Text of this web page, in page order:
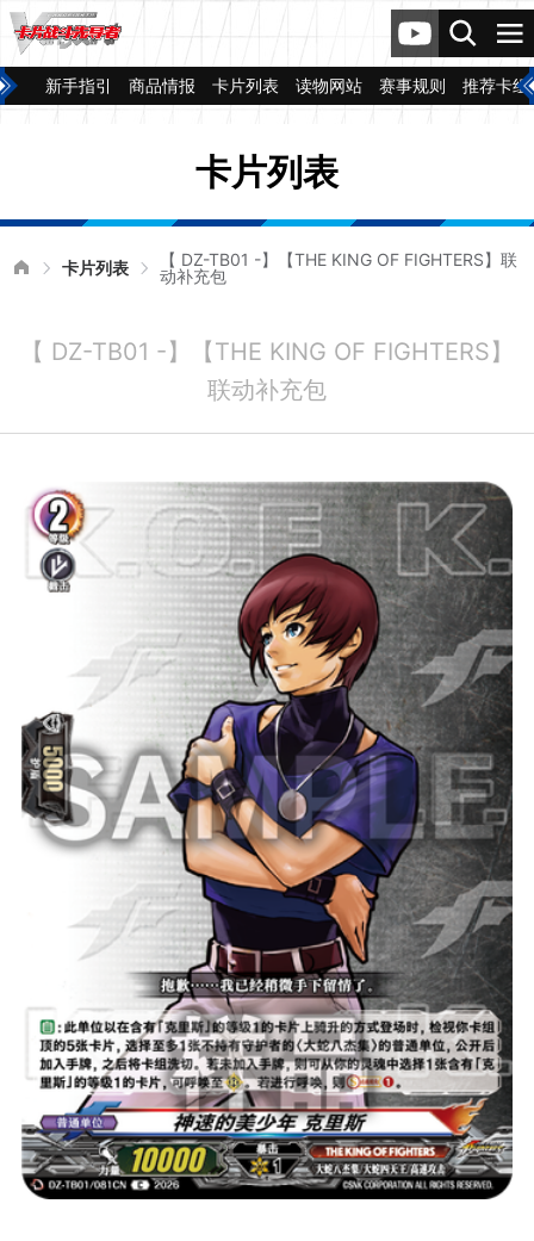
新手指引 商品情报 卡片列表 读物网站 赛事规则 推荐卡组
卡片列表
卡片列表
【 DZ-TB01 -】【THE KING OF FIGHTERS】联
动补充包
【 DZ-TB01 -】【THE KING OF FIGHTERS】
联动补充包